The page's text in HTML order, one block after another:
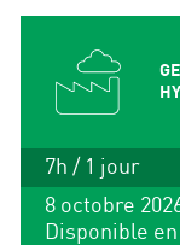
7h / 1 jour
8 octobre
Disponible